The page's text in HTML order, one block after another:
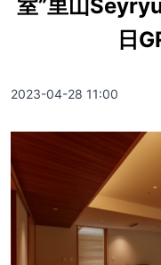
室”里山
日
2023-04-28 11:00